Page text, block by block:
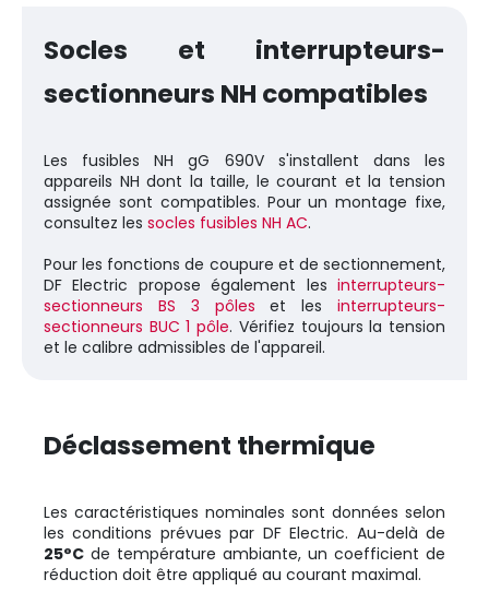
Socles et interrupteurs-
sectionneurs NH compatibles
Les fusibles NH gG 690V s'installent dans les
appareils NH dont la taille, le courant et la tension
assignée sont compatibles. Pour un montage fixe,
consultez les socles fusibles NH AC.
Pour les fonctions de coupure et de sectionnement,
DF Electric propose également les interrupteurs-
sectionneurs BS 3 pôles et les interrupteurs-
sectionneurs BUC 1 pôle. Vérifiez toujours la tension
et le calibre admissibles de l'appareil.
Déclassement thermique
Les caractéristiques nominales sont données selon
les conditions prévues par DF Electric. Au-delà de
25°C de température ambiante, un coefficient de
réduction doit être appliqué au courant maximal.